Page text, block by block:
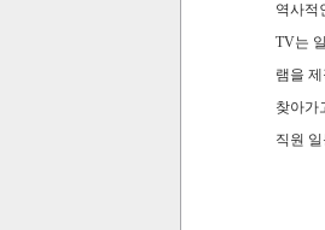
역사적
TV는
램을
찾아가
직원